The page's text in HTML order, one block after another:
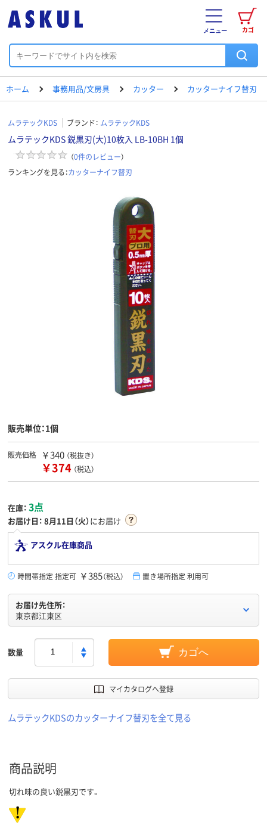
カゴ
メニュー
ホーム 事務用品/文房具 カッター カッターナイフ替刃
ムラテックKDS ブランド： ムラテックKDS
ムラテックKDS 鋭黒刃(大)10枚入 LB-10BH 1個
（0件のレビュー）
ランキングを見る：カッターナイフ替刃
販売単位：1個
販売価格 ￥340 （税抜き）
￥374 （税込）
在庫： 3点
お届け日： 8月11日（火）にお届け
アスクル在庫商品
時間帯指定 指定可 ￥385（税込） 置き場所指定 利用可
お届け先住所：
東京都江東区
数量 カゴへ
マイカタログへ登録
ムラテックKDSのカッターナイフ替刃を全て見る
商品説明
切れ味の良い鋭黒刃です。